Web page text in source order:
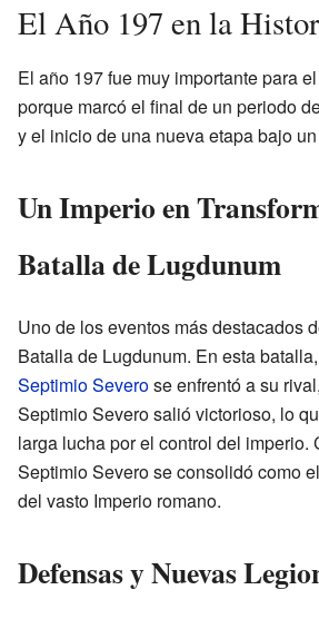
El Año 197 en la
El año 197 fue muy importante para el
porque marcó el final de un periodo
y el inicio de una nueva etapa bajo
Un Imperio en
Batalla de Lugdunum
Uno de los eventos más destacados
Batalla de Lugdunum. En esta
Septimio Severose enfrentó a su rival,
Septimio Severo salió victorioso, lo
larga lucha por el control del imperio.
Septimio Severo se consolidó como
del vasto Imperio romano.
Defensas y Nuevas